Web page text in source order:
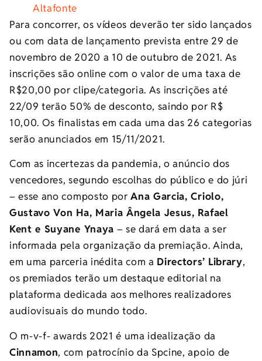
Altafonte
Para concorrer, os vídeos deverão ter sido lançados
ou com data de lançamento prevista entre 29 de
novembro de 2020 a 10 de outubro de 2021. As
inscrições são online com o valor de uma taxa de
R$20,00 por clipe/categoria. As inscrições até
22/09 terão 50% de desconto, saindo por R$
10,00. Os finalistas em cada uma das 26 categorias
serão anunciados em 15/11/2021.
Com as incertezas da pandemia, o anúncio dos
vencedores, segundo escolhas do público e do júri
– esse ano composto porAna Garcia, Criolo,
Gustavo Von Ha, Maria Ângela Jesus, Rafael
Kent e Suyane Ynaya – se dará em data a ser
informada pela organização da premiação. Ainda,
em uma parceria inédita com a Directors’ Library,
os premiados terão um destaque editorial na
plataforma dedicada aos melhores realizadores
audiovisuais do mundo todo.
O m-v-f- awards 2021 é uma idealização da
Cinnamon, com patrocínio da Spcine, apoio de